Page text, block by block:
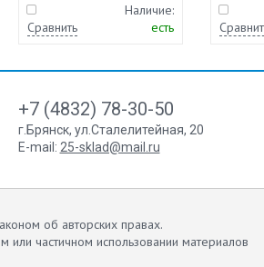
Сравнить
Наличие:
есть
+7 (4832) 78-30-50
г.Брянск, ул.Сталелитейная, 20
E-mail: 25-sklad@mail.ru
об авторских правах.
или частичном использовании материалов